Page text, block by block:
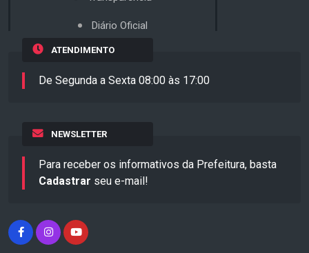
Diário Oficial
ATENDIMENTO
De Segunda a Sexta 08:00 às 17:00
NEWSLETTER
Para receber os informativos da Prefeitura, basta
Cadastrar seu e-mail!